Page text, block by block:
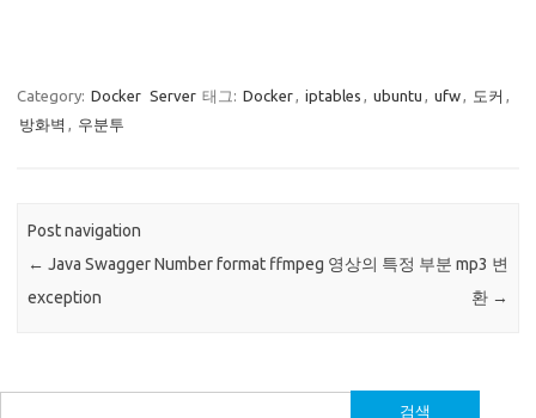
Category: Docker Server 태그: Docker iptables ubuntu ufw 도커
방화벽
우분투
Post navigation
← Java Swagger Number format
exception
ffmpeg 영상의 특정 부분 mp3 변
환 →